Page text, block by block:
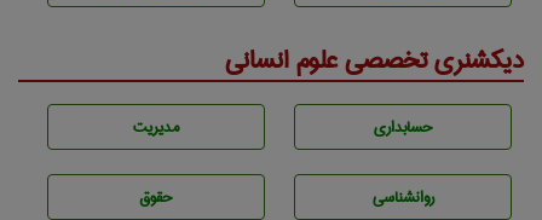
دیکشنری تخصصی علوم انسانی
حسابداری مديريت
روانشناسی حقوق